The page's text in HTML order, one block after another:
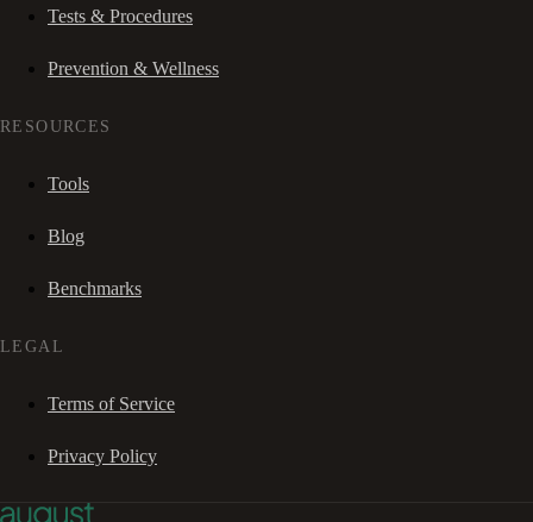
Tests & Procedures
Prevention & Wellness
RESOURCES
Tools
Blog
Benchmarks
LEGAL
Terms of Service
Privacy Policy